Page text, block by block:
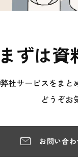
まずは
弊社サービスをまと
どうぞお
お問い合わ